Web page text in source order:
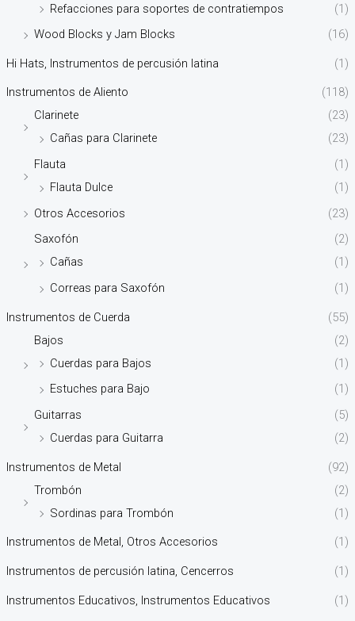
Refacciones para soportes de contratiempos
(1)
Wood Blocks y Jam Blocks
(16)
Hi Hats, Instrumentos de percusión latina (1)
Instrumentos de Aliento
(118)
Clarinete
(23)
Cañas para Clarinete
(23)
Flauta
(1)
Flauta Dulce
(1)
Otros Accesorios
(23)
Saxofón
(2)
Cañas
(1)
Correas para Saxofón
(1)
Instrumentos de Cuerda
(55)
Bajos
(2)
Cuerdas para Bajos
(1)
Estuches para Bajo
(1)
Guitarras
(5)
Cuerdas para Guitarra
(2)
Instrumentos de Metal
(92)
Trombón
(2)
Sordinas para Trombón
(1)
Instrumentos de Metal, Otros Accesorios (1)
Instrumentos de percusión latina, Cencerros (1)
Instrumentos Educativos, Instrumentos Educativos (1)